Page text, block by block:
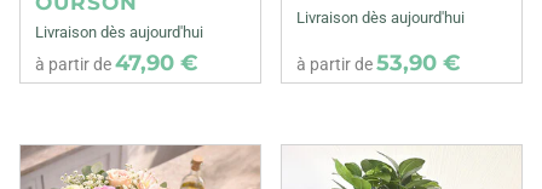
Livraison dès aujourd'hui
à partir de47,90 €
Livraison dès aujourd'hui
à partir de53,90 €